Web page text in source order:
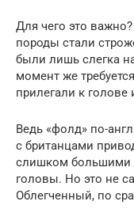
Для чего это
породы стали
были лишь слегка
момент же
прилегали к
Ведь «фолд» по-
с британцами
слишком большими
головы. Но это не
Облегченный, по